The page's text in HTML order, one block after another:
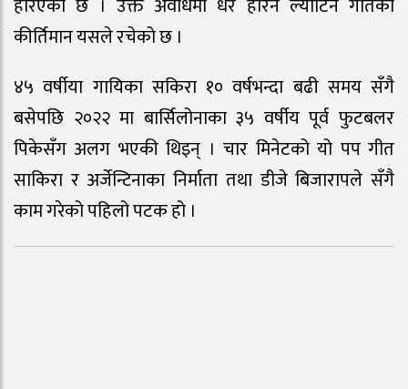
हेरिएको छ । उक्त अवधिमा धेरै हेरिने ल्याटिन गीतको
कीर्तिमान यसले रचेको छ ।
४५ वर्षीया गायिका सकिरा १० वर्षभन्दा बढी समय सँगै
बसेपछि २०२२ मा बार्सिलोनाका ३५ वर्षीय पूर्व फुटबलर
पिकेसँग अलग भएकी थिइन् । चार मिनेटको यो पप गीत
साकिरा र अर्जेन्टिनाका निर्माता तथा डीजे बिजारापले सँगै
काम गरेको पहिलो पटक हो ।